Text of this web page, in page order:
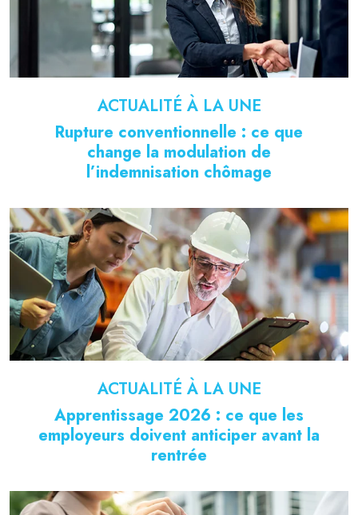
ACTUALITÉ À LA UNE
Rupture conventionnelle : ce que
change la modulation de
l’indemnisation chômage
ACTUALITÉ À LA UNE
Apprentissage 2026 : ce que les
employeurs doivent anticiper avant la
rentrée